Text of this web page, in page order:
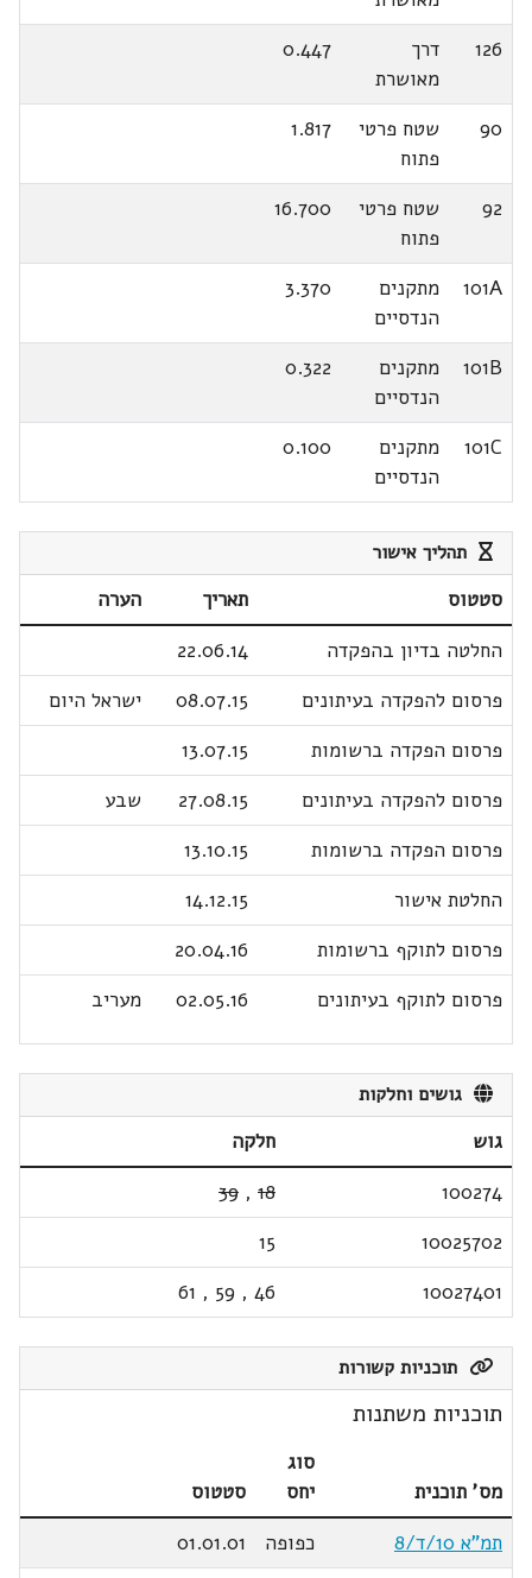
126
דרך
מאושרת
0.447
90
שטח פרטי
פתוח
1.817
92
שטח פרטי
פתוח
16.700
101A
מתקנים
הנדסיים
3.370
101B
מתקנים
הנדסיים
0.322
101C
מתקנים
הנדסיים
0.100
תהליך אישור
סטטוס תאריך
הערה
החלטה בדיון בהפקדה
22.06.14
פרסום להפקדה בעיתונים
08.07.15
ישראל היום
פרסום הפקדה ברשומות
13.07.15
פרסום להפקדה בעיתונים
27.08.15
שבע
פרסום הפקדה ברשומות
13.10.15
החלטת אישור
14.12.15
פרסום לתוקף ברשומות
20.04.16
פרסום לתוקף בעיתונים
02.05.16 מעריב
גושים וחלקות
גוש
חלקה
100274
18
,
39
10025702
15
10027401
46
,
59
,
61
תוכניות קשורות
תוכניות משתנות
מס' תוכנית
סוג
יחס
סטטוס
תמ"א 10/ד/8
כפופה
01.01.01